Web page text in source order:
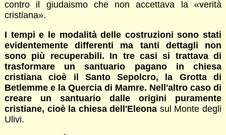
contro il giudaismo che non accettava la «verità
cristiana».
I tempi e le modalità delle costruzioni sono stati
evidentemente differenti ma tanti dettagli non
sono più recuperabili. In tre casi si trattava di
trasformare un santuario pagano in chiesa
cristiana cioè il Santo Sepolcro, la Grotta di
Betlemme e la Quercia di Mamre. Nell'altro caso di
creare un santuario dalle origini puramente
cristiane, cioè la chiesa dell'Eleona sul Monte degli
Ulivi.